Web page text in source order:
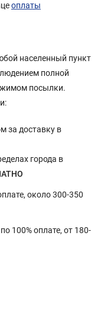
оплаты
населенный пункт
полной
посылки.
за доставку в
города в
около 300-350
100% оплате, от 180-